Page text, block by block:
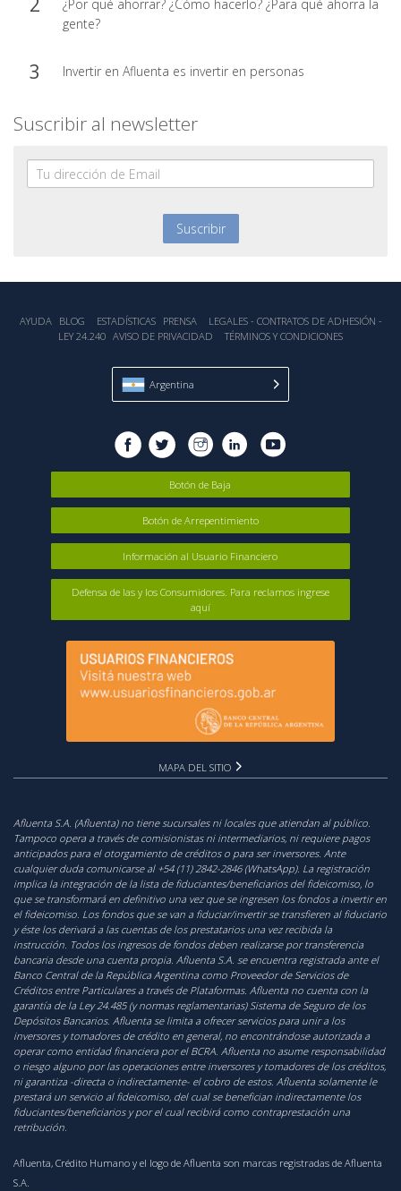
¿Por qué ahorrar? ¿Cómo hacerlo? ¿Para qué ahorra la
gente?
Invertir en Afluenta es invertir en personas
Suscribir al newsletter
AYUDA BLOG ESTADÍSTICA‎S PRENSA
LEGALES - CONTRATOS DE ADHESIÓN -
LEY 24.240 AVISO DE PRIVACIDAD TÉRMINOS Y CONDICIONES
Argentina
Botón de Baja
Botón de Arrepentimiento
Información al Usuario Financiero
Defensa de las y los Consumidores. Para reclamos ingrese
aquí
MAPA DEL SITIO
Afluenta S.A. (Afluenta) no tiene sucursales ni locales que atiendan al público.
Tampoco opera a través de comisionistas ni intermediarios, ni requiere pagos
anticipados para el otorgamiento de créditos o para ser inversores. Ante
cualquier duda comunicarse al +54 (11) 2842-2846 (WhatsApp). La registración
implica la integración de la lista de fiduciantes/beneficiarios del fideicomiso, lo
que se transformará en definitivo una vez que se ingresen los fondos a invertir en
el fideicomiso. Los fondos que se van a fiduciar/invertir se transfieren al fiduciario
y éste los derivará a las cuentas de los prestatarios una vez recibida la
instrucción. Todos los ingresos de fondos deben realizarse por transferencia
bancaria desde una cuenta propia. Afluenta S.A. se encuentra registrada ante el
Banco Central de la República Argentina como Proveedor de Servicios de
Créditos entre Particulares a través de Plataformas. Afluenta no cuenta con la
garantía de la Ley 24.485 (y normas reglamentarias) Sistema de Seguro de los
Depósitos Bancarios. Afluenta se limita a ofrecer servicios para unir a los
inversores y tomadores de crédito en general, no encontrándose autorizada a
operar como entidad financiera por el BCRA. Afluenta no asume responsabilidad
o riesgo alguno por las operaciones entre inversores y tomadores de los créditos,
ni garantiza -directa o indirectamente- el cobro de estos. Afluenta solamente le
prestará un servicio al fideicomiso, del cual se benefician indirectamente los
fiduciantes/beneficiarios y por el cual recibirá como contraprestación una
retribución.
Afluenta, Crédito Humano y el logo de Afluenta son marcas registradas de Afluenta
S.A.